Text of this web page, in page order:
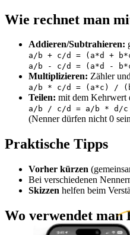
Wie rechnet man
Addieren/Subtrahieren:
a/b + c/d = (a*d +
a/b - c/d = (a*d -
Multiplizieren: Zähler
a/b * c/d = (a*c) /
Teilen: mit dem Kehrwert
a/b / c/d = a/b * d/
(Nenner dürfen nicht 0
Praktische Tipps
Vorher kürzen
Bei verschiedenen
Skizzen helfen beim
Wo verwendet man